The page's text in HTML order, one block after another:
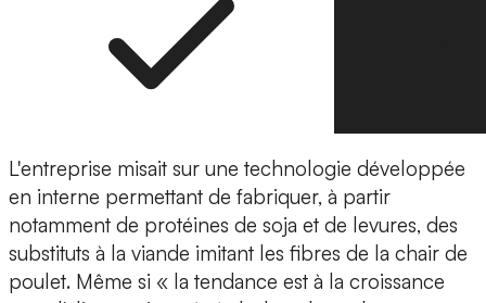
L'entreprise misait sur une technologie développée
en interne permettant de fabriquer, à partir
notamment de protéines de soja et de levures, des
substituts à la viande imitant les fibres de la chair de
poulet. Même si « la tendance est à la croissance